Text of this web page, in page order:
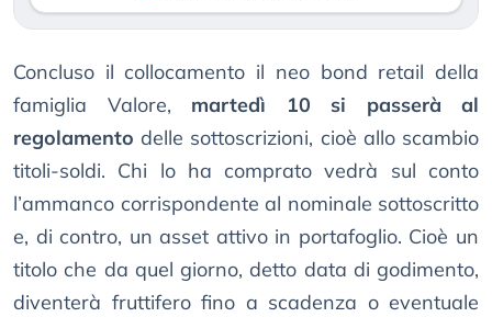
Concluso il collocamento il neo bond retail della
famiglia Valore, martedì 10 si passerà al
regolamento delle sottoscrizioni, cioè allo scambio
titoli-soldi. Chi lo ha comprato vedrà sul conto
l’ammanco corrispondente al nominale sottoscritto
e, di contro, un asset attivo in portafoglio. Cioè un
titolo che da quel giorno, detto data di godimento,
diventerà fruttifero fino a scadenza o eventuale